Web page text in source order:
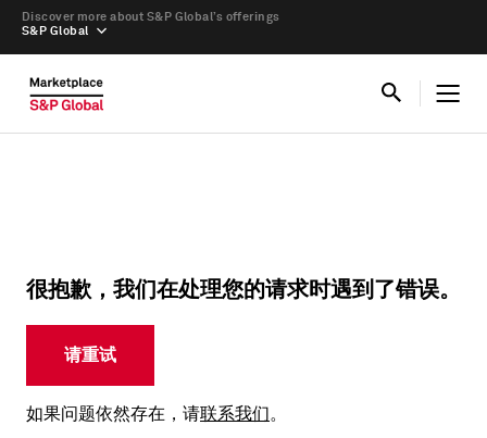
S&P Global
Discover more about S&P Global’s offerings
很抱歉，我们在处理您的请求时遇到了错误。
请重试
如果问题依然存在，请联系我们。